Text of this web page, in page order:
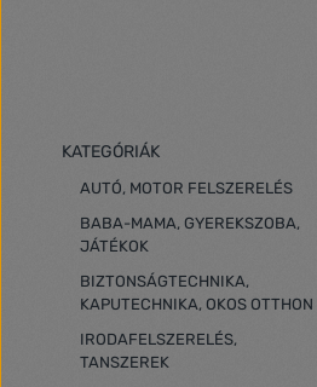
KATEGÓRIÁK
AUTÓ, MOTOR FELSZERELÉS
BABA-MAMA, GYEREKSZOBA,
JÁTÉKOK
BIZTONSÁGTECHNIKA,
KAPUTECHNIKA, OKOS OTTHON
IRODAFELSZERELÉS,
TANSZEREK